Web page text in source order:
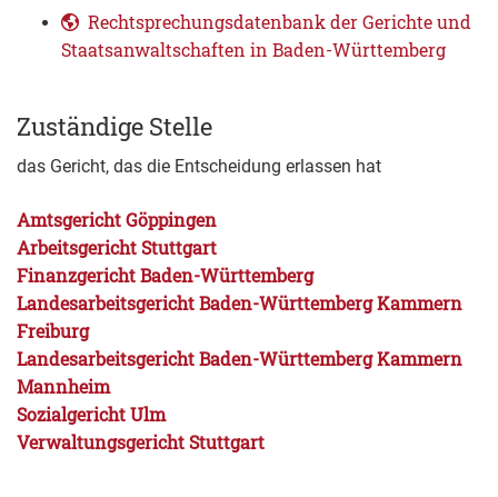
Rechtsprechungsdatenbank der Gerichte und
Staatsanwaltschaften in Baden-Württemberg
Zuständige Stelle
das Gericht, das die Entscheidung erlassen hat
Amtsgericht Göppingen
Arbeitsgericht Stuttgart
Finanzgericht Baden-Württemberg
Landesarbeitsgericht Baden-Württemberg Kammern
Freiburg
Landesarbeitsgericht Baden-Württemberg Kammern
Mannheim
Sozialgericht Ulm
Verwaltungsgericht Stuttgart